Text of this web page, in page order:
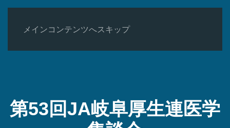
メインコンテンツへスキップ
第53回JA岐阜厚生連医学